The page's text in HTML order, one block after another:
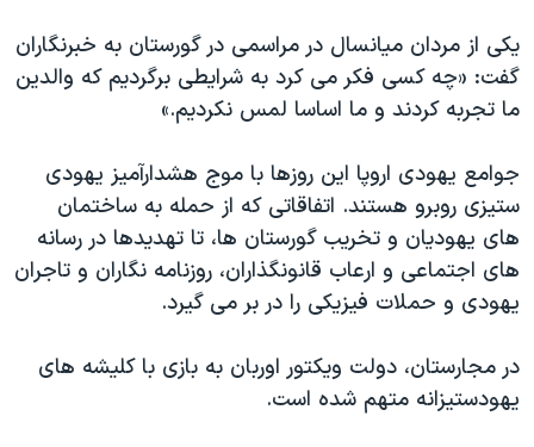
چهل سال گروگان‌گیری
قانون شفافیت دارائی کادر رهبری ایران
اسرائیل در جنگ
نرگس محمدی برنده جایزه نوبل صلح
همایش محافظه‌کاران آمریکا «سی‌پک»
سفر پرزیدنت ترامپ به چین
یکی از مردان میانسال در مراسمی در گورستان به خبرنگاران
گفت: «چه کسی فکر می کرد به شرایطی برگردیم که والدین
ما تجربه کردند و ما اساسا لمس نکردیم.»
جوامع یهودی اروپا این روزها با موج هشدارآمیز یهودی
ستیزی روبرو هستند. اتفاقاتی که از حمله به ساختمان
های یهودیان و تخریب گورستان ها، تا تهدیدها در رسانه
های اجتماعی و ارعاب قانونگذاران، روزنامه نگاران و تاجران
یهودی و حملات فیزیکی را در بر می گیرد.
در مجارستان، دولت ویکتور اوربان به بازی با کلیشه های
یهودستیزانه متهم شده است.